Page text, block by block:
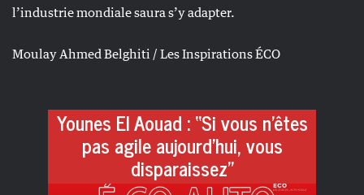
l’industrie mondiale saura s’y adapter.
Moulay Ahmed Belghiti / Les Inspirations ÉCO
Younes El Aouad : “Si vous n’êtes
pas agile aujourd’hui, vous
disparaissez”